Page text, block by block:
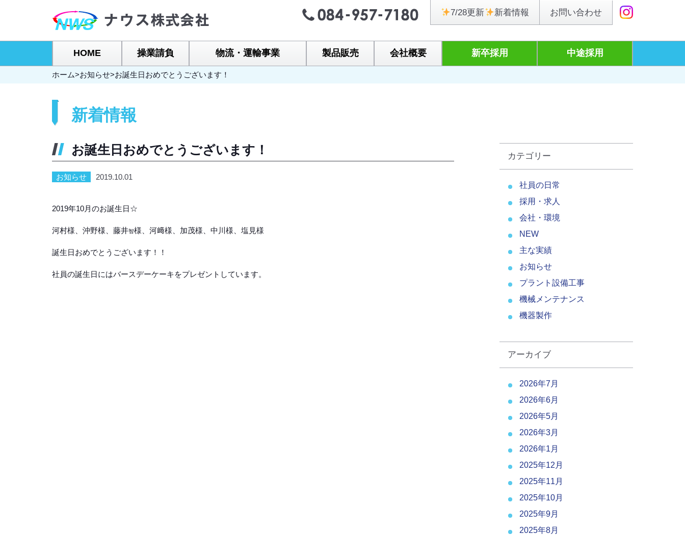
7/28更新 新着情報 お問い合わせ
HOME 操業請負 物流・運輸事業 製品販売 会社概要 新卒採用 中途採用
ホーム>お知らせ>お誕生日おめでとうございます！
新着情報
お誕生日おめでとうございます！
お知らせ 2019.10.01
2019年10月のお誕生日☆
河村様、沖野様、藤井智様、河﨑様、加茂様、中川様、塩見様
誕生日おめでとうございます！！
社員の誕生日にはバースデーケーキをプレゼントしています。
カテゴリー
社員の日常
採用・求人
会社・環境
NEW
主な実績
お知らせ
プラント設備工事
機械メンテナンス
機器製作
アーカイブ
2026年7月
2026年6月
2026年5月
2026年3月
2026年1月
2025年12月
2025年11月
2025年10月
2025年9月
2025年8月